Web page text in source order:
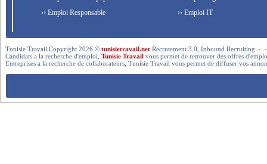
›› Emploi Responsable
›› Emploi IT
Tunisie Travail Copyright 2026 ©tunisietravail.net Recrutement 3.0, Inbound Recruiting .-
Candidats a la recherche d'emploi,Tunisie Travail vous permet de retrouver des offres
Entreprises a la recherche de collaborateurs, Tunisie Travail vous permet de diffuser vos